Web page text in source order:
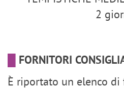
2
FORNITORI
È riportato un elenco